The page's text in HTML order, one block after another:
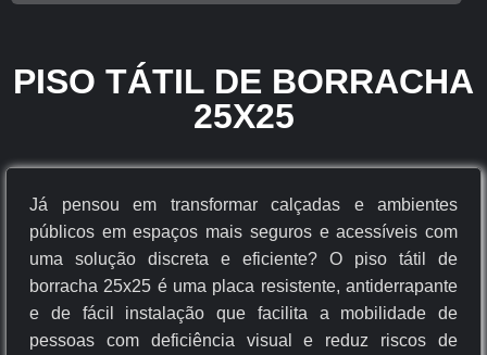
PISO TÁTIL DE BORRACHA
25X25
Já pensou em transformar calçadas e ambientes
públicos em espaços mais seguros e acessíveis com
uma solução discreta e eficiente? O piso tátil de
borracha 25x25 é uma placa resistente, antiderrapante
e de fácil instalação que facilita a mobilidade de
pessoas com deficiência visual e reduz riscos de